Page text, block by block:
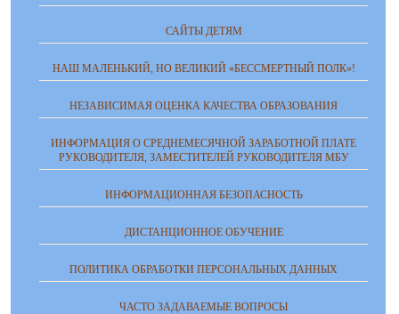
САЙТЫ ДЕТЯМ
НАШ МАЛЕНЬКИЙ, НО ВЕЛИКИЙ «БЕССМЕРТНЫЙ ПОЛК»!
НЕЗАВИСИМАЯ ОЦЕНКА КАЧЕСТВА ОБРАЗОВАНИЯ
ИНФОРМАЦИЯ О СРЕДНЕМЕСЯЧНОЙ ЗАРАБОТНОЙ ПЛАТЕ
РУКОВОДИТЕЛЯ, ЗАМЕСТИТЕЛЕЙ РУКОВОДИТЕЛЯ МБУ
ИНФОРМАЦИОННАЯ БЕЗОПАСНОСТЬ
ДИСТАНЦИОННОЕ ОБУЧЕНИЕ
ПОЛИТИКА ОБРАБОТКИ ПЕРСОНАЛЬНЫХ ДАННЫХ
ЧАСТО ЗАДАВАЕМЫЕ ВОПРОСЫ